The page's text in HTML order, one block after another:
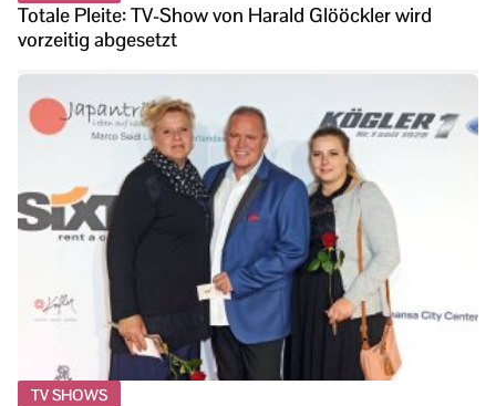
Totale Pleite: TV-Show von Harald Glööckler wird
vorzeitig abgesetzt
TV SHOWS